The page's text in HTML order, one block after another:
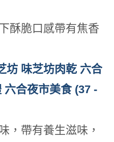
酥脆口感帶有焦香
，帶有養生滋味，